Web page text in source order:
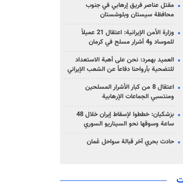
مقتل عناصر فريق إرهابي في جنوب
محافظة سيستان وبلوشستان
وزارة الأمن الإيرانية: اعتقال 21 عميلاً
للموساد و4 أشرار مسلح في كرمان
العميد بهمرد: نحن على أهبة الاستعداد
للتضحية بأرواحنا دفاعاً عن الشعب الإيراني
اعتقال 8 من كبار الأشرار المسلحين
ومنتسبي الجماعات الإرهابية
بزشكيان: خططوا لإسقاط إيران خلال 48
ساعة وسوقها نحو السيناريو السوري
حادث بحري آخر قبالة سواحل عُمان